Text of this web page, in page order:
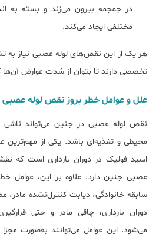
در جمجمه بیرون می‌زند و بسته به
مختلفی ایجاد می‌کند.
هر یک از این نقص‌های لوله عصبی نیاز
تخصصی دارند تا بتوان از شدت عوارض
علل و عوامل خطر بروز نقص لوله عصبی
نقص لوله عصبی در جنین می‌تواند ناشی
محیطی و تغذیه‌ای باشد. یکی از مهم‌ترین
اسید فولیک در دوران بارداری است که
عصبی جنین دارد. علاوه بر این، عوامل
سابقه خانوادگی، دیابت کنترل‌نشده
دوران بارداری، چاقی مادر و حتی
می‌شود. این عوامل می‌توانند به‌صورت مجزا